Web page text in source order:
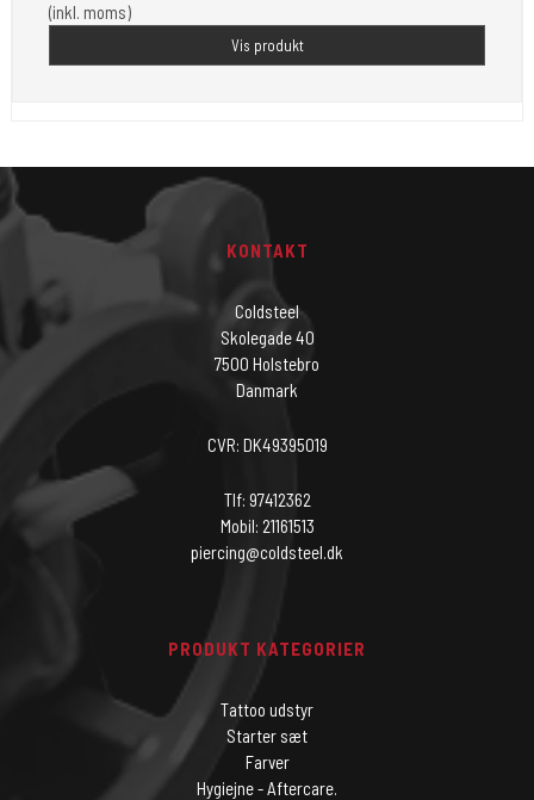
(inkl. moms)
Vis produkt
KONTAKT
Coldsteel
Skolegade 40
7500 Holstebro
Danmark
CVR: DK49395019
Tlf: 97412362
Mobil: 21161513
piercing@coldsteel.dk
PRODUKT KATEGORIER
Tattoo udstyr
Starter sæt
Farver
Hygiejne - Aftercare.